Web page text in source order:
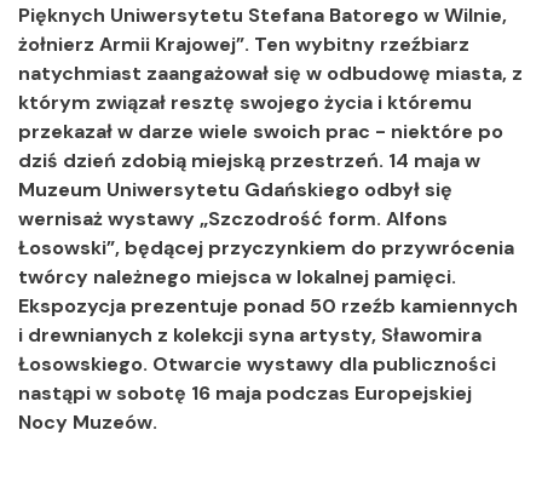
Pięknych Uniwersytetu Stefana Batorego w Wilnie,
żołnierz Armii Krajowej”. Ten wybitny rzeźbiarz
natychmiast zaangażował się w odbudowę miasta, z
którym związał resztę swojego życia i któremu
przekazał w darze wiele swoich prac - niektóre po
dziś dzień zdobią miejską przestrzeń. 14 maja w
Muzeum Uniwersytetu Gdańskiego odbył się
wernisaż wystawy „Szczodrość form. Alfons
Łosowski”, będącej przyczynkiem do przywrócenia
twórcy należnego miejsca w lokalnej pamięci.
Ekspozycja prezentuje ponad 50 rzeźb kamiennych
i drewnianych z kolekcji syna artysty, Sławomira
Łosowskiego. Otwarcie wystawy dla publiczności
nastąpi w sobotę 16 maja podczas Europejskiej
Nocy Muzeów.